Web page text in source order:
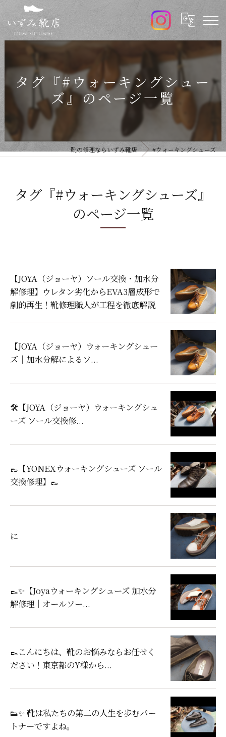
タグ『#ウォーキングシュー
ズ』のページ一覧
靴の修理ならいずみ靴店 #ウォーキングシューズ
タグ『#ウォーキングシューズ』
のページ一覧
【JOYA（ジョーヤ）ソール交換・加水分
解修理】ウレタン劣化からEVA3層成形で
劇的再生！靴修理職人が工程を徹底解説
【JOYA（ジョーヤ）ウォーキングシュー
ズ｜加水分解によるソ...
🛠️【JOYA（ジョーヤ）ウォーキングシュ
ーズ ソール交換修...
👞【YONEXウォーキングシューズ ソール
交換修理】👞
に
👞✨【Joyaウォーキングシューズ 加水分
解修理｜オールソー...
👞こんにちは、靴のお悩みならお任せく
ださい！東京都のY様から...
👟✨ 靴は私たちの第二の人生を歩むパー
トナーですよね。